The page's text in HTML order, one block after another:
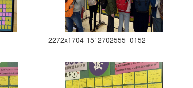
2272x1704-1512702555_0152